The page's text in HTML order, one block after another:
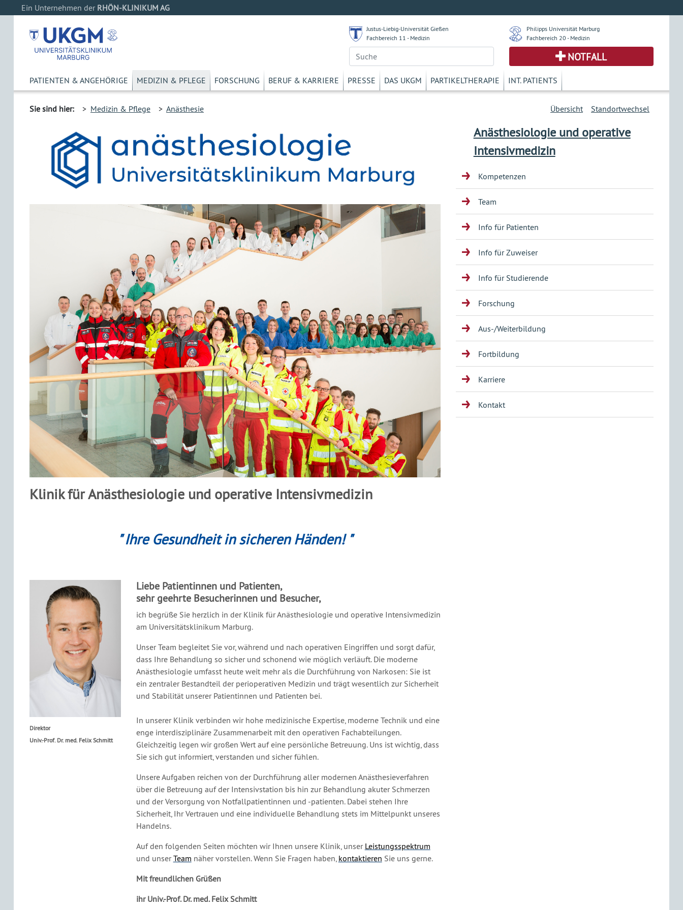
Ein Unternehmen der RHÖN-KLINIKUM AG
Justus-Liebig-Universität Gießen
Fachbereich 11 - Medizin
Philipps Universität Marburg
Fachbereich 20 - Medizin
NOTFALL
PATIENTEN & ANGEHÖRIGE MEDIZIN & PFLEGE FORSCHUNG BERUF & KARRIERE PRESSE DAS UKGM PARTIKELTHERAPIE INT. PATIENTS
Sie sind hier: > Medizin & Pflege > Anästhesie Standortwechsel
Übersicht
Klinik für Anästhesiologie und operative Intensivmedizin
" Ihre Gesundheit in sicheren Händen! "
Direktor
Univ.-Prof. Dr. med. Felix Schmitt
Liebe Patientinnen und Patienten,
sehr geehrte Besucherinnen und Besucher,
ich begrüße Sie herzlich in der Klinik für Anästhesiologie und operative Intensivmedizin
am Universitätsklinikum Marburg.
Unser Team begleitet Sie vor, während und nach operativen Eingriffen und sorgt dafür,
dass Ihre Behandlung so sicher und schonend wie möglich verläuft. Die moderne
Anästhesiologie umfasst heute weit mehr als die Durchführung von Narkosen: Sie ist
ein zentraler Bestandteil der perioperativen Medizin und trägt wesentlich zur Sicherheit
und Stabilität unserer Patientinnen und Patienten bei.
In unserer Klinik verbinden wir hohe medizinische Expertise, moderne Technik und eine
enge interdisziplinäre Zusammenarbeit mit den operativen Fachabteilungen.
Gleichzeitig legen wir großen Wert auf eine persönliche Betreuung. Uns ist wichtig, dass
Sie sich gut informiert, verstanden und sicher fühlen.
Unsere Aufgaben reichen von der Durchführung aller modernen Anästhesieverfahren
über die Betreuung auf der Intensivstation bis hin zur Behandlung akuter Schmerzen
und der Versorgung von Notfallpatientinnen und -patienten. Dabei stehen Ihre
Sicherheit, Ihr Vertrauen und eine individuelle Behandlung stets im Mittelpunkt unseres
Handelns.
Auf den folgenden Seiten möchten wir Ihnen unsere Klinik, unser Leistungsspektrum
und unserTeam näher vorstellen. Wenn Sie Fragen haben, kontaktieren Sie uns gerne.
Mit freundlichen Grüßen
ihr Univ.-Prof. Dr. med. Felix Schmitt
Anästhesiologie und operative
Intensivmedizin
Kompetenzen
Team
Info für Patienten
Info für Zuweiser
Info für Studierende
Forschung
Aus-/Weiterbildung
Fortbildung
Karriere
Kontakt